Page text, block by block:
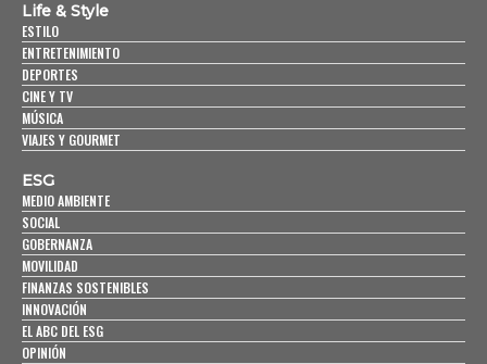
Life & Style
ESTILO
ENTRETENIMIENTO
DEPORTES
CINE Y TV
MÚSICA
VIAJES Y GOURMET
ESG
MEDIO AMBIENTE
SOCIAL
GOBERNANZA
MOVILIDAD
FINANZAS SOSTENIBLES
INNOVACIÓN
EL ABC DEL ESG
OPINIÓN